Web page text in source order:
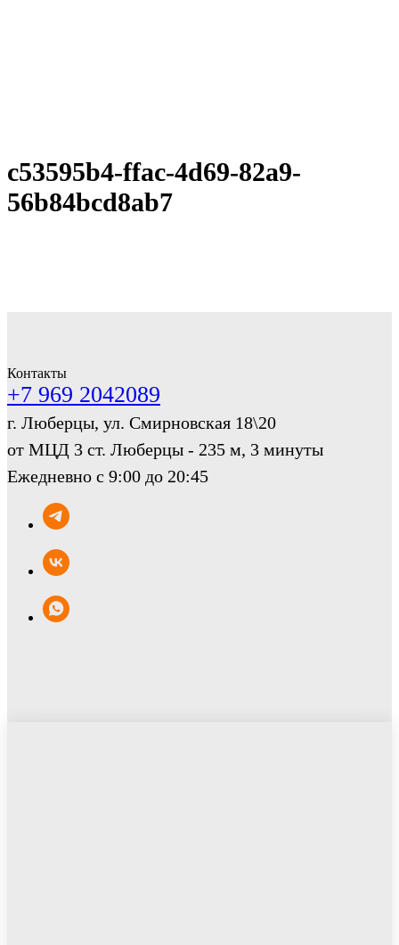
c53595b4-ffac-4d69-82a9-
56b84bcd8ab7
Контакты
+7 969 2042089
г. Люберцы, ул. Смирновская 18\20
от МЦД 3 ст. Люберцы - 235 м, 3 минуты
Ежедневно с 9:00 до 20:45